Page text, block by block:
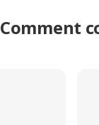
Comment